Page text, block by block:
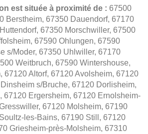
est située à proximité de : 67500
Berstheim, 67350 Dauendorf, 67170
67350 Morschwiller, 67500
67590 Ohlungen, 67590
s/Moder, 67350 Uhlwiller, 67170
Weitbruch, 67590 Wintershouse,
67120 Altorf, 67120 Avolsheim, 67120
s/Bruche, 67120 Dorlisheim,
67120 Ergersheim, 67120 Ernolsheim-
67120 Molsheim, 67190
les-Bains, 67190 Still, 67120
Griesheim-près-Molsheim, 67310